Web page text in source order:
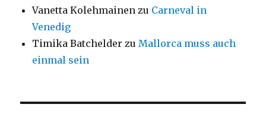
Vanetta Kolehmainen zu Carneval in
Venedig
Timika Batchelder zu Mallorca muss auch
einmal sein